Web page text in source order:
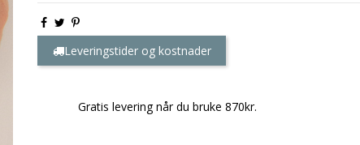
Leveringstider og kostnader
Gratis levering når du bruke 870kr.